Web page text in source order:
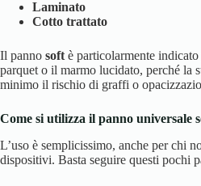
Laminato
Cotto trattato
Il panno soft è particolarmente
parquet o il marmo lucidato, perché la
minimo il rischio di graffi o
Come si utilizza il panno universale
L’uso è semplicissimo, anche per chi
dispositivi. Basta seguire questi pochi